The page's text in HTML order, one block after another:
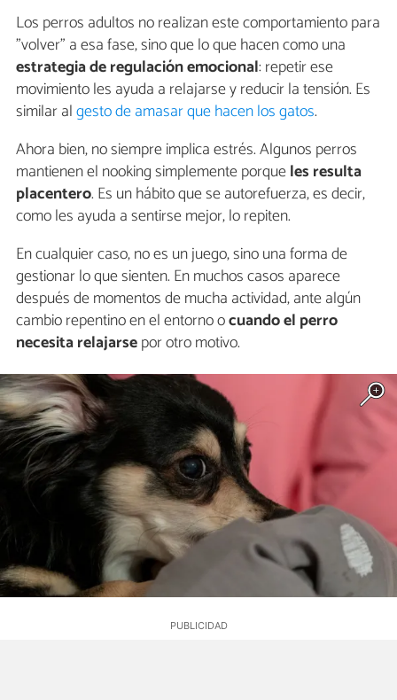
Los perros adultos no realizan este comportamiento para
"volver" a esa fase, sino que lo que hacen como una
estrategia de regulación emocional: repetir ese
movimiento les ayuda a relajarse y reducir la tensión. Es
similar algesto de amasar que hacen los gatos.
Ahora bien, no siempre implica estrés. Algunos perros
mantienen el nooking simplemente porqueles resulta
placentero. Es un hábito que se autorefuerza, es decir,
como les ayuda a sentirse mejor, lo repiten.
En cualquier caso, no es un juego, sino una forma de
gestionar lo que sienten. En muchos casos aparece
después de momentos de mucha actividad, ante algún
cambio repentino en el entorno ocuando el perro
necesita relajarsepor otro motivo.